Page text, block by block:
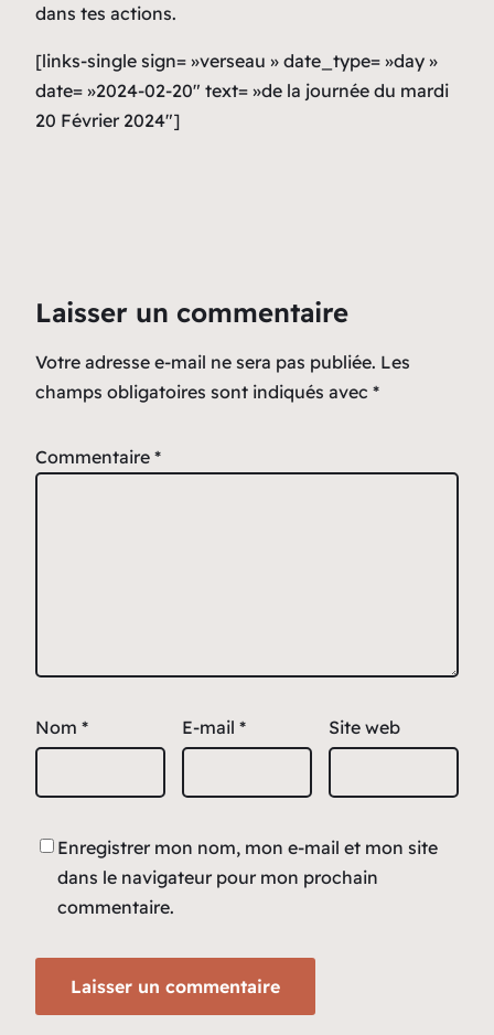
dans tes actions.
[links-single sign= »verseau » date_type= »day »
date= »2024-02-20″ text= »de la journée du mardi
20 Février 2024″]
Laisser un commentaire
Votre adresse e-mail ne sera pas publiée. Les
champs obligatoires sont indiqués avec *
Commentaire *
Nom * E-mail * Site web
Enregistrer mon nom, mon e-mail et mon site
dans le navigateur pour mon prochain
commentaire.